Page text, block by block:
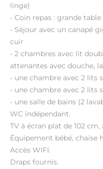
linge)
- Coin repas : grande table
- Séjour avec un canapé
cuir
- 2 chambres avec lit
attenantes avec douche,
- une chambre avec 2 lits
- une chambre avec 2 lits
- une salle de bains (2
WC indépendant.
TV à écran plat de 102 cm,
Équipement bébé, chaise
Accès WIFI.
Draps fournis.